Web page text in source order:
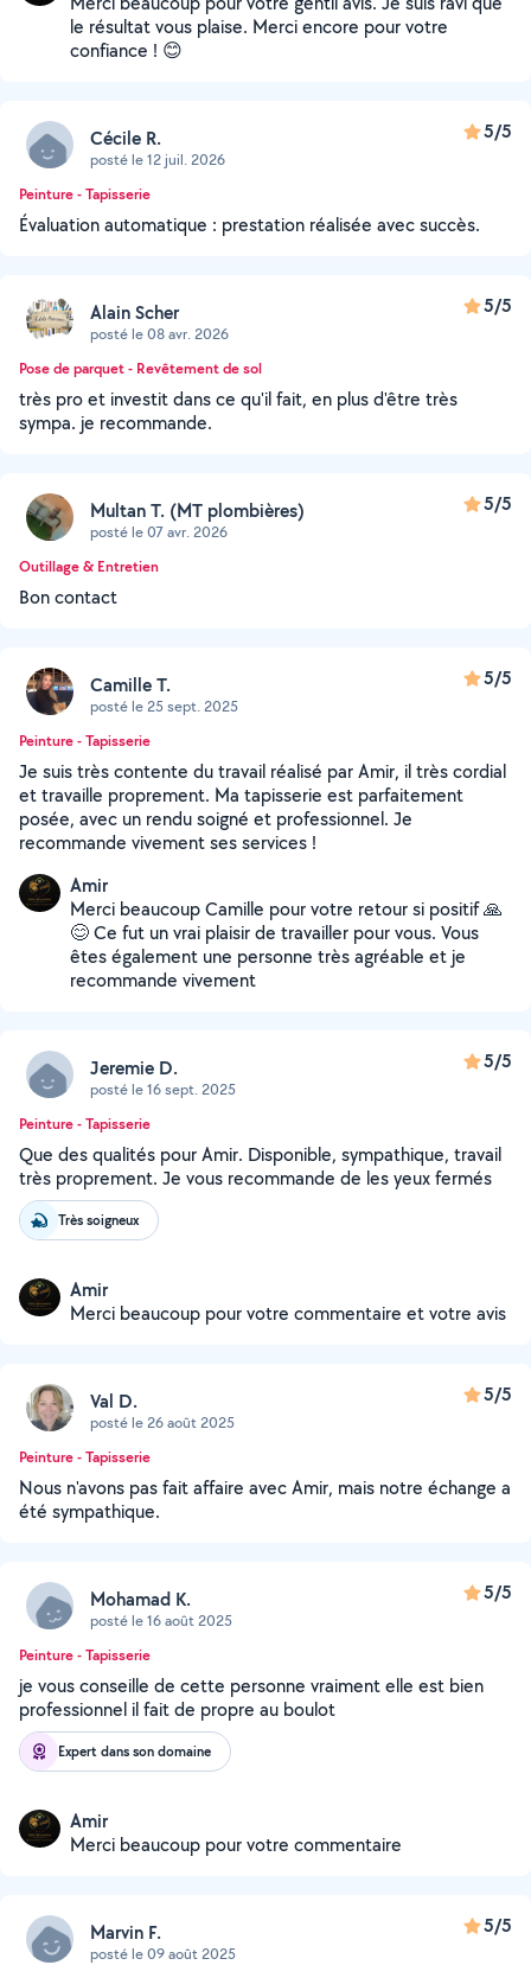
le résultat vous plaise. Merci encore pour votre
confiance ! 😊
Cécile R.
posté le 12 juil. 2026
5/5
Peinture - Tapisserie
Évaluation automatique : prestation réalisée avec succès.
Alain Scher
posté le 08 avr. 2026
5/5
Pose de parquet - Revêtement de sol
très pro et investit dans ce qu'il fait, en plus d'être très
sympa. je recommande.
Multan T. (MT plombières)
posté le 07 avr. 2026
5/5
Outillage & Entretien
Bon contact
Camille T.
posté le 25 sept. 2025
5/5
Peinture - Tapisserie
Je suis très contente du travail réalisé par Amir, il très cordial
et travaille proprement. Ma tapisserie est parfaitement
posée, avec un rendu soigné et professionnel. Je
recommande vivement ses services !
Amir
Merci beaucoup Camille pour votre retour si positif 🙏
😊 Ce fut un vrai plaisir de travailler pour vous. Vous
êtes également une personne très agréable et je
recommande vivement
Jeremie D.
posté le 16 sept. 2025
5/5
Peinture - Tapisserie
Que des qualités pour Amir. Disponible, sympathique, travail
très proprement. Je vous recommande de les yeux fermés
Très soigneux
Amir
Merci beaucoup pour votre commentaire et votre avis
Val D.
posté le 26 août 2025
5/5
Peinture - Tapisserie
Nous n'avons pas fait affaire avec Amir, mais notre échange a
été sympathique.
Mohamad K.
posté le 16 août 2025
5/5
Peinture - Tapisserie
je vous conseille de cette personne vraiment elle est bien
professionnel il fait de propre au boulot
Expert dans son domaine
Amir
Merci beaucoup pour votre commentaire
Marvin F.
posté le 09 août 2025
5/5